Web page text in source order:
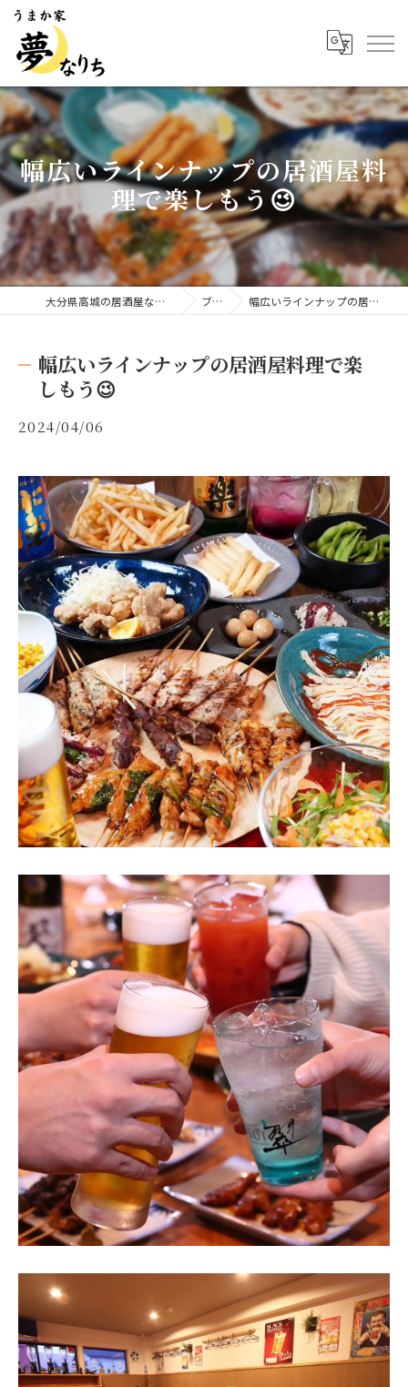
幅広いラインナップの居酒屋料
理で楽しもう😉
大分県高城の居酒屋ならうまか家 夢なりち ブログ 幅広いラインナップの居酒屋料理で楽しもう😉
幅広いラインナップの居酒屋料理で楽
しもう😉
2024/04/06